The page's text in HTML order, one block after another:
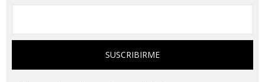
SUSCRIBIRME